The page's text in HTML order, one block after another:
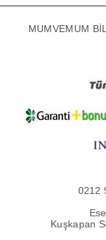
MUMVEMUM
0212
Kuşkapan